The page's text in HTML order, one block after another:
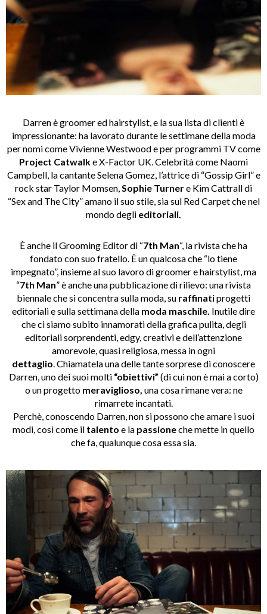
Darren è groomer ed hairstylist, e la sua lista di clienti è
impressionante: ha lavorato durante le settimane della moda
per nomi come Vivienne Westwood e per programmi TV come
Project Catwalke X-Factor UK. Celebrità come Naomi
Campbell, la cantante Selena Gomez, l’attrice di “Gossip Girl” e
rock star Taylor Momsen,Sophie Turnere Kim Cattrall di
“Sex and The City” amano il suo stile, sia sul Red Carpet che nel
mondo degli editoriali.
È anche il Grooming Editor di “7th Man“, la rivista che ha
fondato con suo fratello. È un qualcosa che “lo tiene
impegnato”, insieme al suo lavoro di groomer e hairstylist, ma
“7th Man” è anche una pubblicazione di rilievo: una rivista
biennale che si concentra sulla moda, su raffinatiprogetti
editoriali e sulla settimana della moda maschile. Inutile dire
che ci siamo subito innamorati della grafica pulita, degli
editoriali sorprendenti, edgy, creativi e dell’attenzione
amorevole, quasi religiosa, messa in ogni
dettaglio. Chiamatela una delle tante sorprese di conoscere
Darren, uno dei suoi molti “obiettivi” (di cui non è mai a corto)
o un progetto meraviglioso, una cosa rimane vera: ne
rimarrete incantati.
Perchè, conoscendo Darren, non si possono che amare i suoi
modi, così come il talento e la passioneche mette in quello
che fa, qualunque cosa essa sia.